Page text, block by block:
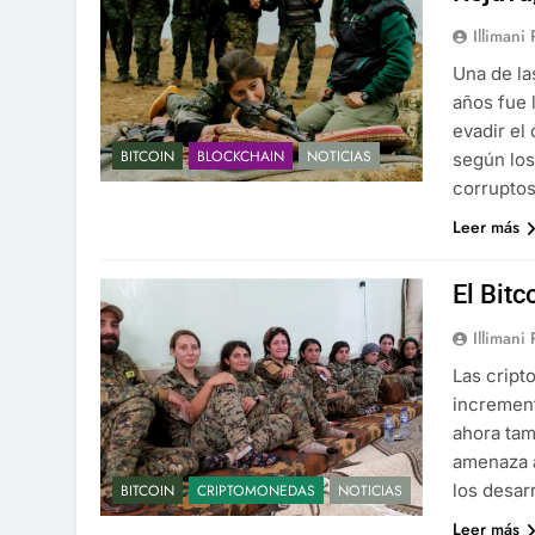
BITCOIN BLOCKCHAIN NOTICIAS
Illimani
Una de
años fue
evadir el
según
Leer más
BITCOIN CRIPTOMONEDAS NOTICIAS
El
Illimani
Las
ahora
los
Leer más